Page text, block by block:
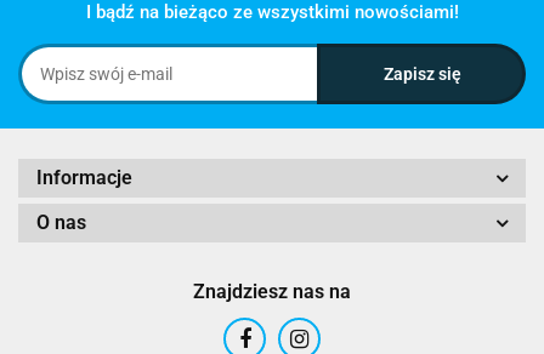
I bądź na bieżąco ze wszystkimi nowościami!
Informacje
O nas
Znajdziesz nas na